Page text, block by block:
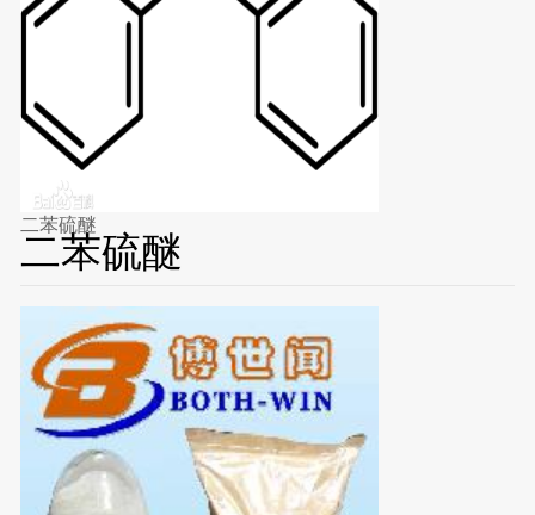
二苯硫醚
二苯硫醚